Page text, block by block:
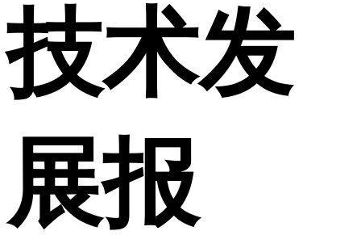
技术发
展报